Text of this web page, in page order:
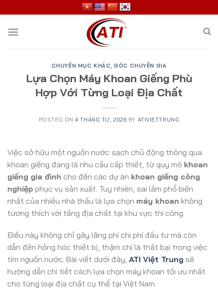
to
content
CHUYÊN MỤC KHÁC, GÓC CHUYÊN GIA
Lựa Chọn Máy Khoan Giếng Phù
Hợp Với Từng Loại Địa Chất
POSTED ON4 THÁNG TƯ, 2026 BY ATIVIETTRUNG
Việc sở hữu một nguồn nước sạch chủ động thông qua
khoan giếng đang là nhu cầu cấp thiết, từ quy mô khoan
giếng gia đình cho đến các dự án khoan giếng công
nghiệp phục vụ sản xuất. Tuy nhiên, sai lầm phổ biến
nhất của nhiều nhà thầu là lựa chọn máy khoan không
tương thích với tầng địa chất tại khu vực thi công.
Điều này không chỉ gây lãng phí chi phí đầu tư mà còn
dẫn đến hỏng hóc thiết bị, thậm chí là thất bại trong việc
tìm nguồn nước. Bài viết dưới đây, ATI Việt Trung sẽ
hướng dẫn chi tiết cách lựa chọn máy khoan tối ưu nhất
cho từng loại địa chất cụ thể tại Việt Nam.